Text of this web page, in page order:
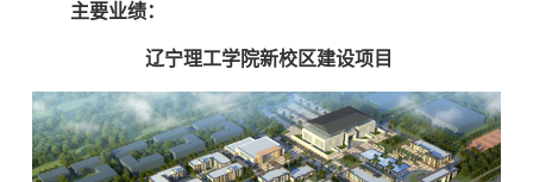
主要业绩：
辽宁理工学院新校区建设项目